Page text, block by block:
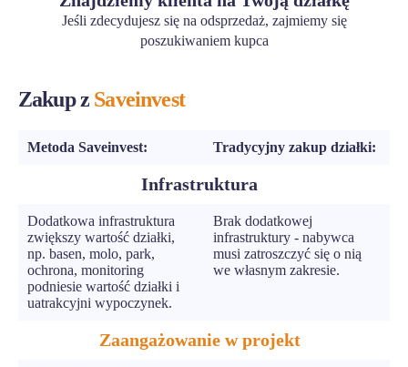
Jeśli zdecydujesz się na odsprzedaż, zajmiemy się
poszukiwaniem kupca
Zakup z Saveinvest
Metoda Saveinvest: Tradycyjny zakup działki:
Infrastruktura
Dodatkowa infrastruktura
zwiększy wartość działki,
np. basen, molo, park,
ochrona, monitoring
podniesie wartość działki i
uatrakcyjni wypoczynek.
Brak dodatkowej
infrastruktury - nabywca
musi zatroszczyć się o nią
we własnym zakresie.
Zaangażowanie w projekt